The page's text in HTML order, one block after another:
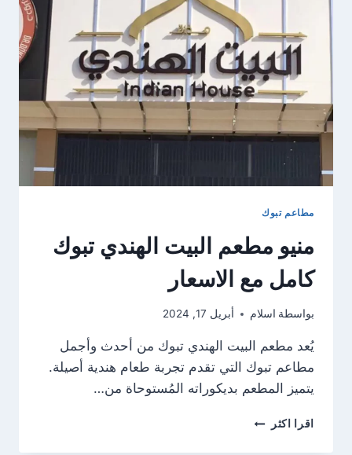
الاسعار
1445
مطاعم تبوك
منيو مطعم البيت الهندي تبوك
كامل مع الاسعار
بواسطة اسلام أبريل 17, 2024
يُعد مطعم البيت الهندي تبوك من أحدث وأجمل
مطاعم تبوك التي تقدم تجربة طعام هندية أصيلة.
يتميز المطعم بديكوراته المُستوحاة من…
اقرا اكثر
منيو